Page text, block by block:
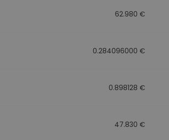
62.980 €
0.284096000 €
0.898128 €
47.830 €